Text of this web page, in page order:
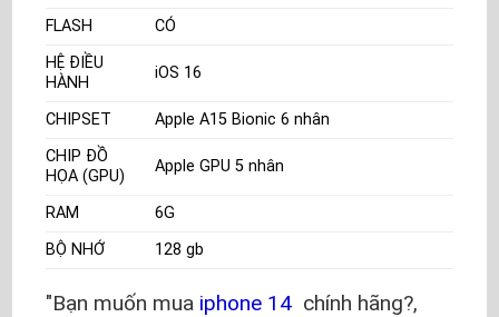
FLASH
CÓ
HỆ ĐIỀU
HÀNH
iOS 16
CHIPSET
Apple A15 Bionic 6 nhân
CHIP ĐỒ
HỌA (GPU)
Apple GPU 5 nhân
RAM
6G
BỘ NHỚ
128 gb
Bạn muốn mua iphone 14 chính hãng?,